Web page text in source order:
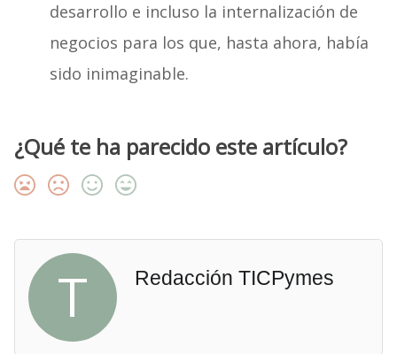
desarrollo e incluso la internalización de
negocios para los que, hasta ahora, había
sido inimaginable.
¿Qué te ha parecido este artículo?
T Redacción TICPymes